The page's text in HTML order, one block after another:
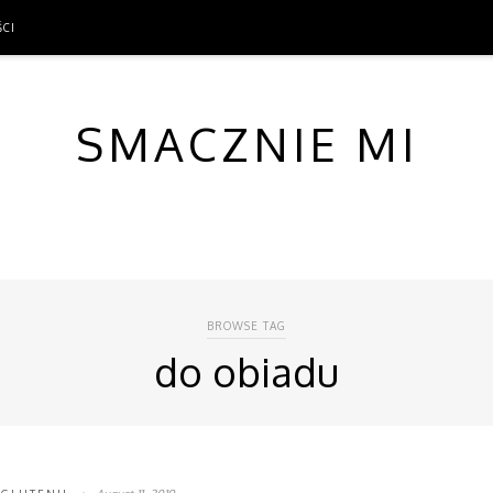
SMACZNIE MI
BROWSE TAG
do obiadu